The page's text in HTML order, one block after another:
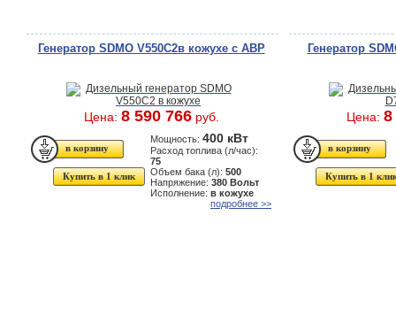
Генератор SDMO V550C2в кожухе с АВР
Цена: 8 590 766руб.
Купить в 1 клик
Мощность: 400 кВт
Расход топлива (л/час):
75
Объем бака (л): 500
Напряжение: 380 Вольт
Исполнение: в кожухе
подробнее >>
Генератор
Цена: 8
Купить в 1